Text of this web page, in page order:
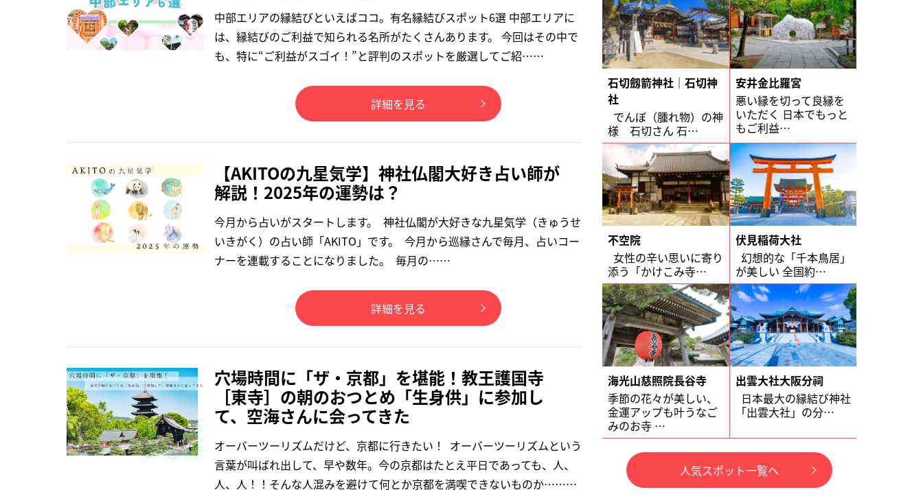
中部エリアの縁結びといえばココ。有名縁結びスポット6選 中部エリアに
は、縁結びのご利益で知られる名所がたくさんあります。 今回はその中で
も、特に“ご利益がスゴイ！”と評判のスポットを厳選してご紹……
詳細を見る
【AKITOの九星気学】神社仏閣大好き占い師が
解説！2025年の運勢は？
今月から占いがスタートします。 神社仏閣が大好きな九星気学（きゅうせ
いきがく）の占い師「AKITO」です。 今月から巡縁さんで毎月、占いコー
ナーを連載することになりました。 毎月の……
詳細を見る
穴場時間に「ザ・京都」を堪能！教王護国寺
［東寺］の朝のおつとめ「生身供」に参加し
て、空海さんに会ってきた
オーバーツーリズムだけど、京都に行きたい！ オーバーツーリズムという
言葉が叫ばれ出して、早や数年。今の京都はたとえ平日であっても、人、
人、人！！そんな人混みを避けて何とか京都を満喫できないものか………
石切劔箭神社｜石切神
社
でんぼ（腫れ物）の神
様 石切さん 石…
安井金比羅宮
悪い縁を切って良縁を
いただく 日本でもっと
もご利益…
不空院
女性の辛い思いに寄り
添う「かけこみ寺…
伏見稲荷大社
幻想的な「千本鳥居」
が美しい 全国約…
海光山慈照院長谷寺
季節の花々が美しい、
金運アップも叶うなご
みのお寺 …
出雲大社大阪分祠
日本最大の縁結び神社
「出雲大社」の分…
人気スポット一覧へ